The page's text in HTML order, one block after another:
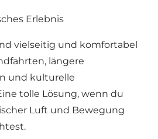
Erlebnis
vielseitig und komfortabel
längere
und kulturelle
tolle Lösung, wenn du
Luft und Bewegung